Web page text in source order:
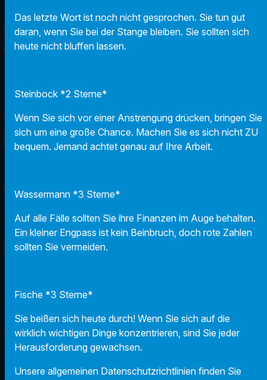
Das letzte Wort ist noch nicht gesprochen. Sie tun gut
daran, wenn Sie bei der Stange bleiben. Sie sollten sich
heute nicht bluffen lassen.
Steinbock *2 Sterne*
Wenn Sie sich vor einer Anstrengung drücken, bringen Sie
sich um eine große Chance. Machen Sie es sich nicht ZU
bequem. Jemand achtet genau auf Ihre Arbeit.
Wassermann *3 Sterne*
Auf alle Fälle sollten Sie ihre Finanzen im Auge behalten.
Ein kleiner Engpass ist kein Beinbruch, doch rote Zahlen
sollten Sie vermeiden.
Fische *3 Sterne*
Sie beißen sich heute durch! Wenn Sie sich auf die
wirklich wichtigen Dinge konzentrieren, sind Sie jeder
Herausforderung gewachsen.
Unsere allgemeinen Datenschutzrichtlinien finden Sie